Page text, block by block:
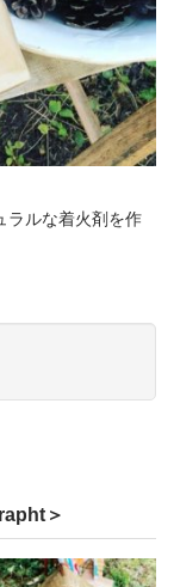
ラルな着火剤を作
＞